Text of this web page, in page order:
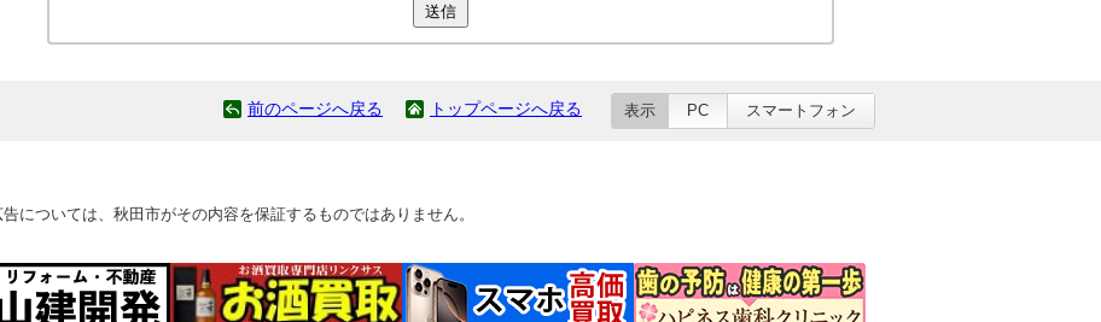
送信
前のページへ戻る トップページへ戻る 表示 PC スマートフォン
については、秋田市がその内容を保証するものではありません。